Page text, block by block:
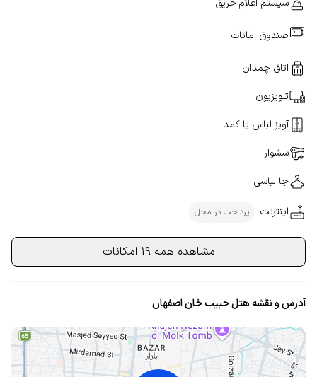
صندوق امانات
اتاق چمدان
تلویزیون
آویز لباس یا کمد
سشوار
جا لباسی
اینترنت پرداخت در محل
مشاهده همه 19 امکانات
آدرس و نقشه هتل حبیب خان اصفهان